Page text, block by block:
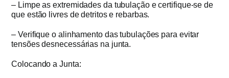
– Limpe as extremidades da tubulação e certifique-se de
que estão livres de detritos e rebarbas.
– Verifique o alinhamento das tubulações para evitar
tensões desnecessárias na junta.
Colocando a Junta: